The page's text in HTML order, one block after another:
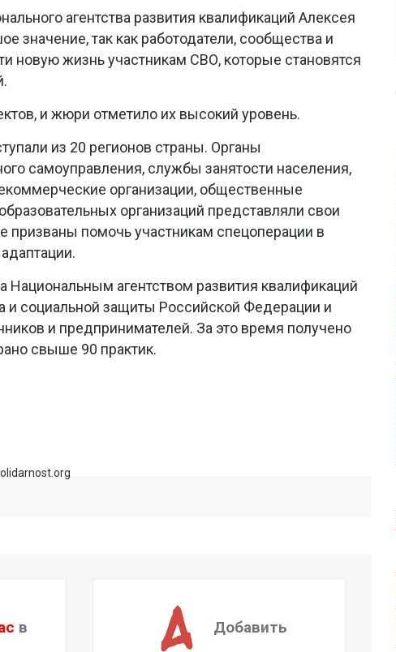
агентства развития квалификаций Алексея
значение, так как работодатели, сообщества и
новую жизнь участникам СВО, которые становятся
и жюри отметило их высокий уровень.
из 20 регионов страны. Органы
самоуправления, службы занятости населения,
организации, общественные
организаций представляли свои
призваны помочь участникам спецоперации в
Национальным агентством развития квалификаций
и социальной защиты Российской Федерации и
и предпринимателей. За это время получено
свыше 90 практик.
в
Добавить